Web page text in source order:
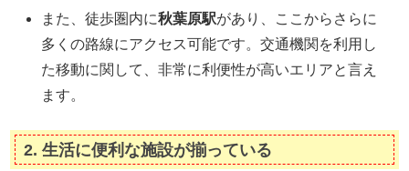
また、徒歩圏内に秋葉原駅があり、ここからさらに
多くの路線にアクセス可能です。交通機関を利用し
た移動に関して、非常に利便性が高いエリアと言え
ます。
2. 生活に便利な施設が揃っている